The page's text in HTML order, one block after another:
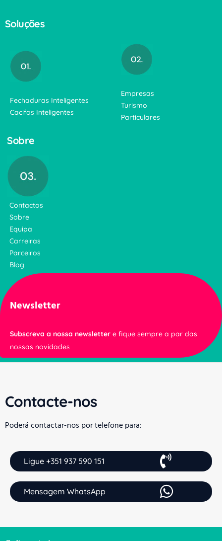
Soluções
Fechaduras Inteligentes
Cacifos Inteligentes
Empresas
Turismo
Particulares
Sobre
Contactos
Sobre
Equipa
Carreiras
Parceiros
Blog
Newsletter
Subscreva a nossa newsletter e fique sempre a par das
nossas novidades
Contacte-nos
Poderá contactar-nos por telefone para:
Ligue +351 937 590 151
Mensagem WhatsApp